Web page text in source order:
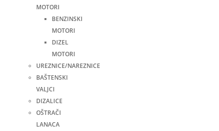
MOTORI
BENZINSKI
MOTORI
DIZEL
MOTORI
UREZNICE/NAREZNICE
BAŠTENSKI
VALJCI
DIZALICE
OŠTRAČI
LANACA